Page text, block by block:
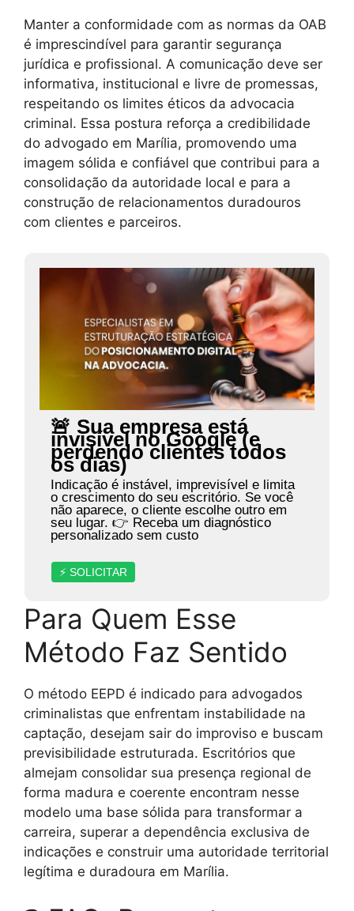
Manter a conformidade com as normas da OAB
é imprescindível para garantir segurança
jurídica e profissional. A comunicação deve ser
informativa, institucional e livre de promessas,
respeitando os limites éticos da advocacia
criminal. Essa postura reforça a credibilidade
do advogado em Marília, promovendo uma
imagem sólida e confiável que contribui para a
consolidação da autoridade local e para a
construção de relacionamentos duradouros
com clientes e parceiros.
🚨 Sua empresa está
invisível no Google (e
perdendo clientes todos
os dias)
Indicação é instável, imprevisível e limita
o crescimento do seu escritório. Se você
não aparece, o cliente escolhe outro em
seu lugar. 👉 Receba um diagnóstico
personalizado sem custo
⚡ SOLICITAR
Para Quem Esse
Método Faz Sentido
O método EEPD é indicado para advogados
criminalistas que enfrentam instabilidade na
captação, desejam sair do improviso e buscam
previsibilidade estruturada. Escritórios que
almejam consolidar sua presença regional de
forma madura e coerente encontram nesse
modelo uma base sólida para transformar a
carreira, superar a dependência exclusiva de
indicações e construir uma autoridade territorial
legítima e duradoura em Marília.